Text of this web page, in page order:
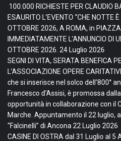
100.000 RICHIESTE PER CLAUDIO
ESAURITO L’EVENTO “CHE NOTTE
OTTOBRE 2026, A ROMA, in PIAZZA
IMMEDIATAMENTE L’ANNUNCIO DI
OTTOBRE 2026. 24 Luglio 2026
SEGNI DI VITA, SERATA BENEFICA
L’ASSOCIAZIONE OPERE
che si inserisce nel solco dell’800°
Francesco d’Assisi, è promossa
opportunità in collaborazione con il
Marche. Appuntamento il 22 luglio,
“Falcinelli” di Ancona 22 Luglio 2026
CASINE DI OSTRA dal 31 Luglio al 5